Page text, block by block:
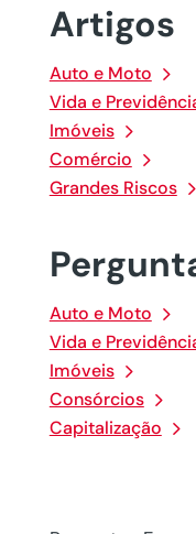
Artigos
Auto e Moto
Vida e
Imóveis
Comércio
Grandes Riscos
Auto e Moto
Vida e
Imóveis
Consórcios
Capitalização